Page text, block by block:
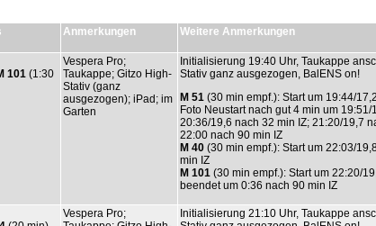
Anmerkungen Weitere Anmerkungen
101 (1:30
Vespera Pro;
Taukappe; Gitzo High-
Stativ (ganz
ausgezogen); iPad; im
Garten
Initialisierung 19:40 Uhr, Taukappe
Stativ ganz ausgezogen, BalENS on!
M 51 (30 min empf.): Start um 19:44/
Foto Neustart nach gut 4 min um
20:36/19,6 nach 32 min IZ; 21:20/19,7
22:00 nach 90 min IZ
M 40 (30 min empf.): Start um 22:03/
min IZ
M 101 (30 min empf.): Start um 22:20/
beendet um 0:36 nach 90 min IZ
Vespera Pro;
Initialisierung 21:10 Uhr, Taukappe